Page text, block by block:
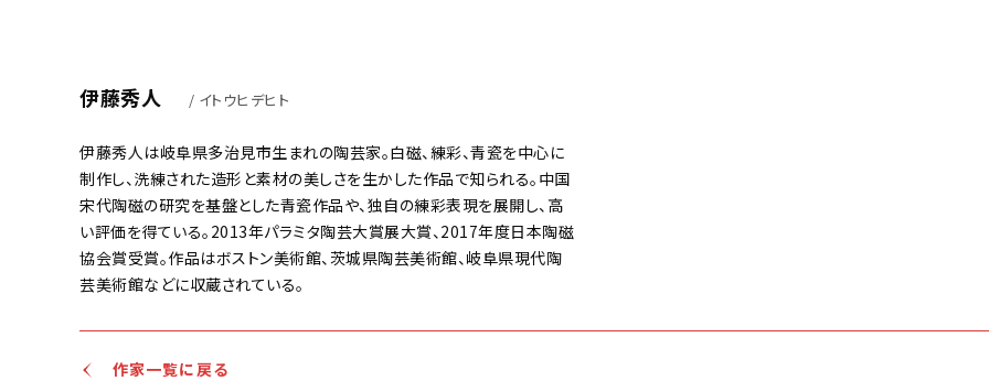
伊藤秀人 / イトウヒデヒト
伊藤秀人は岐阜県多治見市生まれの陶芸家。白磁、練彩、青瓷を中心に
制作し、洗練された造形と素材の美しさを生かした作品で知られる。中国
宋代陶磁の研究を基盤とした青瓷作品や、独自の練彩表現を展開し、高
い評価を得ている。2013年パラミタ陶芸大賞展大賞、2017年度日本陶磁
協会賞受賞。作品はボストン美術館、茨城県陶芸美術館、岐阜県現代陶
芸美術館などに収蔵されている。
作家一覧に戻る